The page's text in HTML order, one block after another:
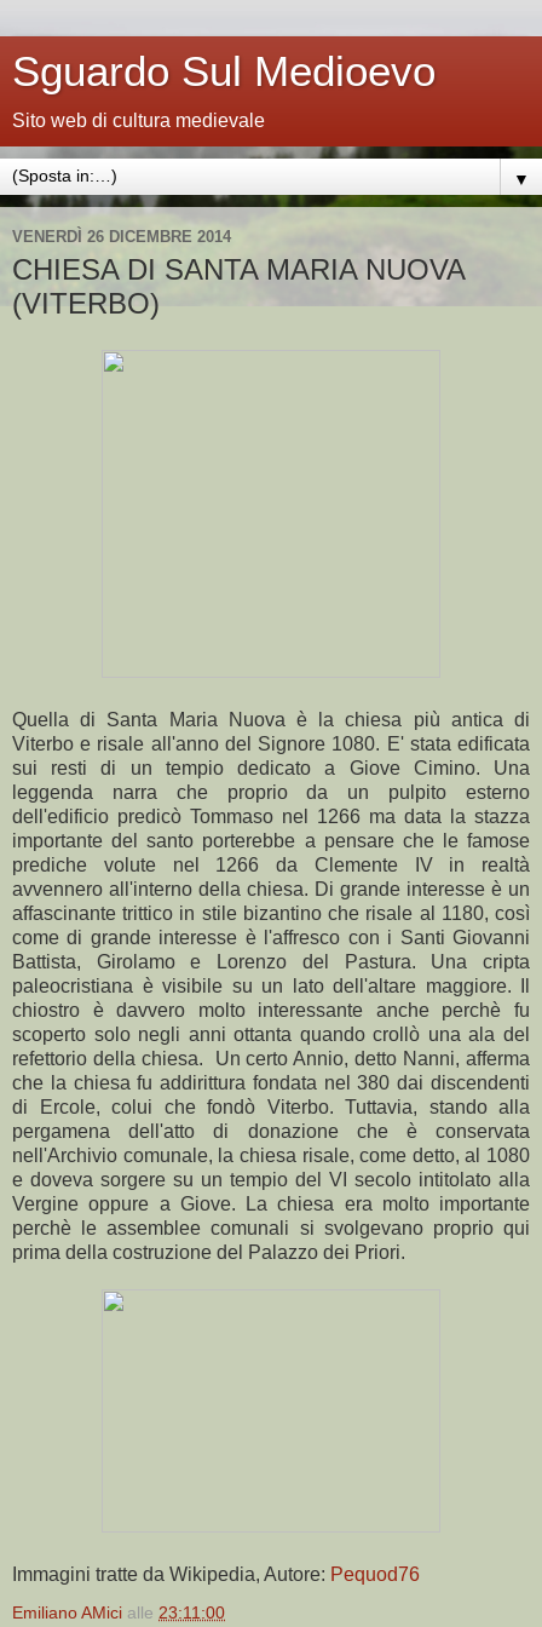
Sguardo Sul Medioevo
Sito web di cultura medievale
▼
VENERDÌ 26 DICEMBRE 2014
CHIESA DI SANTA MARIA NUOVA
(VITERBO)
Quella di Santa Maria Nuova è la chiesa più antica di
Viterbo e risale all'anno del Signore 1080. E' stata edificata
sui resti di un tempio dedicato a Giove Cimino. Una
leggenda narra che proprio da un pulpito esterno
dell'edificio predicò Tommaso nel 1266 ma data la stazza
importante del santo porterebbe a pensare che le famose
prediche volute nel 1266 da Clemente IV in realtà
avvennero all'interno della chiesa. Di grande interesse è un
affascinante trittico in stile bizantino che risale al 1180, così
come di grande interesse è l'affresco con i Santi Giovanni
Battista, Girolamo e Lorenzo del Pastura. Una cripta
paleocristiana è visibile su un lato dell'altare maggiore. Il
chiostro è davvero molto interessante anche perchè fu
scoperto solo negli anni ottanta quando crollò una ala del
refettorio della chiesa. Un certo Annio, detto Nanni, afferma
che la chiesa fu addirittura fondata nel 380 dai discendenti
di Ercole, colui che fondò Viterbo. Tuttavia, stando alla
pergamena dell'atto di donazione che è conservata
nell'Archivio comunale, la chiesa risale, come detto, al 1080
e doveva sorgere su un tempio del VI secolo intitolato alla
Vergine oppure a Giove. La chiesa era molto importante
perchè le assemblee comunali si svolgevano proprio qui
prima della costruzione del Palazzo dei Priori.
Immagini tratte da Wikipedia, Autore: Pequod76
Emiliano AMici alle 23:11:00